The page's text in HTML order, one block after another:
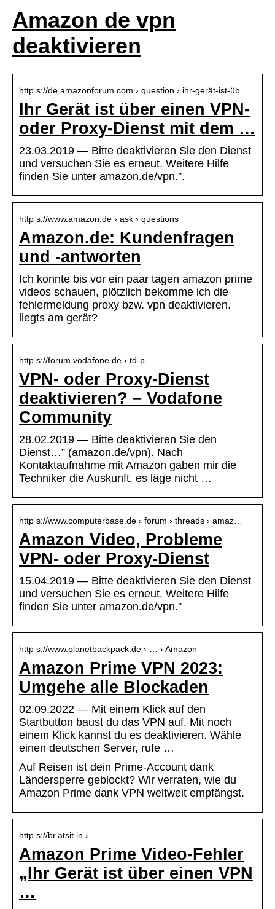
Amazon de vpn
deaktivieren
http s://de.amazonforum.com › question › ihr-gerät-ist-üb…
Ihr Gerät ist über einen VPN-
oder Proxy-Dienst mit dem …
23.03.2019 — Bitte deaktivieren Sie den Dienst
und versuchen Sie es erneut. Weitere Hilfe
finden Sie unter amazon.de/vpn.”.
http s://www.amazon.de › ask › questions
Amazon.de: Kundenfragen
und -antworten
Ich konnte bis vor ein paar tagen amazon prime
videos schauen, plötzlich bekomme ich die
fehlermeldung proxy bzw. vpn deaktivieren.
liegts am gerät?
http s://forum.vodafone.de › td-p
VPN- oder Proxy-Dienst
deaktivieren? – Vodafone
Community
28.02.2019 — Bitte deaktivieren Sie den
Dienst…” (amazon.de/vpn). Nach
Kontaktaufnahme mit Amazon gaben mir die
Techniker die Auskunft, es läge nicht …
http s://www.computerbase.de › forum › threads › amaz…
Amazon Video, Probleme
VPN- oder Proxy-Dienst
15.04.2019 — Bitte deaktivieren Sie den Dienst
und versuchen Sie es erneut. Weitere Hilfe
finden Sie unter amazon.de/vpn.”
http s://www.planetbackpack.de › … › Amazon
Amazon Prime VPN 2023:
Umgehe alle Blockaden
02.09.2022 — Mit einem Klick auf den
Startbutton baust du das VPN auf. Mit noch
einem Klick kannst du es deaktivieren. Wähle
einen deutschen Server, rufe …
Auf Reisen ist dein Prime-Account dank
Ländersperre geblockt? Wir verraten, wie du
Amazon Prime dank VPN weltweit empfängst.
http s://br.atsit.in › …
Amazon Prime Video-Fehler
„Ihr Gerät ist über einen VPN
…